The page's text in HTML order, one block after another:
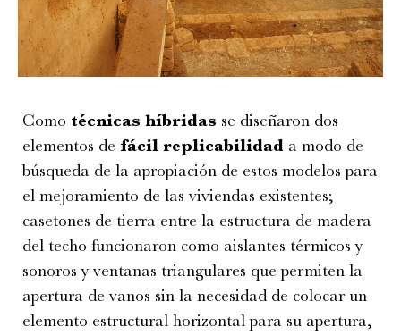
Como técnicas híbridas se diseñaron dos
elementos de fácil replicabilidad a modo de
búsqueda de la apropiación de estos modelos para
el mejoramiento de las viviendas existentes;
casetones de tierra entre la estructura de madera
del techo funcionaron como aislantes térmicos y
sonoros y ventanas triangulares que permiten la
apertura de vanos sin la necesidad de colocar un
elemento estructural horizontal para su apertura,